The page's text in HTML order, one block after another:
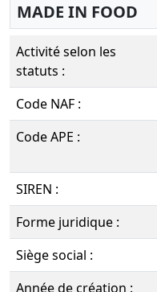
MADE IN FOOD
Activité selon les
statuts :
Code NAF :
Code APE :
SIREN :
Forme juridique :
Siège social :
Année de création :